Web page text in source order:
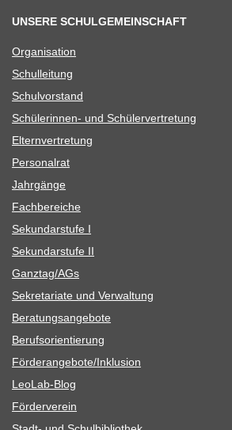
UNSERE SCHULGEMEINSCHAFT
Orga­ni­sa­tion
Schul­lei­tung
Schul­vor­stand
Schü­le­rin­nen- und Schülervertretung
Eltern­ver­tre­tung
Per­so­nal­rat
Jahr­gänge
Fach­be­rei­che
Sekun­dar­stufe I
Sekun­dar­stufe II
Ganztag/​​AGs
Sekre­ta­riate und Verwaltung
Bera­tungs­an­ge­bote
Berufs­ori­en­tie­rung
Förderangebote/​​Inklusion
Leo­Lab-Blog
För­der­ver­ein